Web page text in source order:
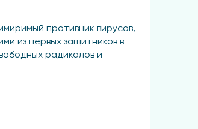
противник вирусов,
из первых защитников в
радикалов и